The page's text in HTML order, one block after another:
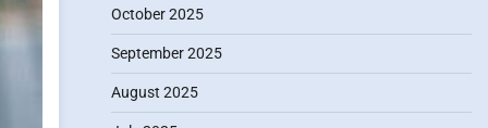
October 2025
September 2025
August 2025